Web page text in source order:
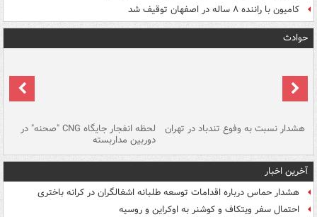
کامیون با راننده ۸ ساله در اصفهان توقیف شد
حوادث
هشدار نسبت به وفوع تندباد در تهران لحظه انفجار جایگاه CNG "صحنه" در
دوربین مداربسته
آخرین اخبار
هشدار حماس درباره اقدامات توسعه طلبانه اشغالگران در کرانه باختری
احتمال سفر ویتکاف و کوشنر به اوکراین و روسیه